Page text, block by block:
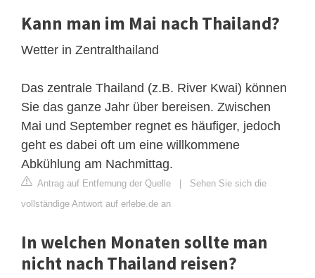
Kann man im Mai nach Thailand?
Wetter in Zentralthailand
Das zentrale Thailand (z.B. River Kwai) können
Sie das ganze Jahr über bereisen. Zwischen
Mai und September regnet es häufiger, jedoch
geht es dabei oft um eine willkommene
Abkühlung am Nachmittag.
Antrag auf Entfernung der Quelle | Sehen Sie sich die
vollständige Antwort auf erlebe.de an
In welchen Monaten sollte man
nicht nach Thailand reisen?